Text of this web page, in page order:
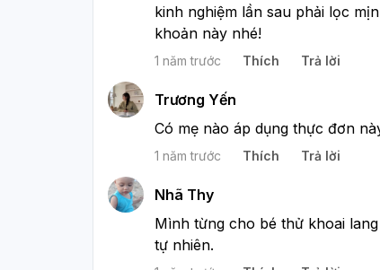
kinh nghiệm lần sau phải lọc
khoản này nhé!
1 năm trước Thích Trả lời
Trương Yến
Có mẹ nào áp dụng thực đơn
1 năm trước Thích Trả lời
Nhã Thy
Mình từng cho bé thử khoai
tự nhiên.